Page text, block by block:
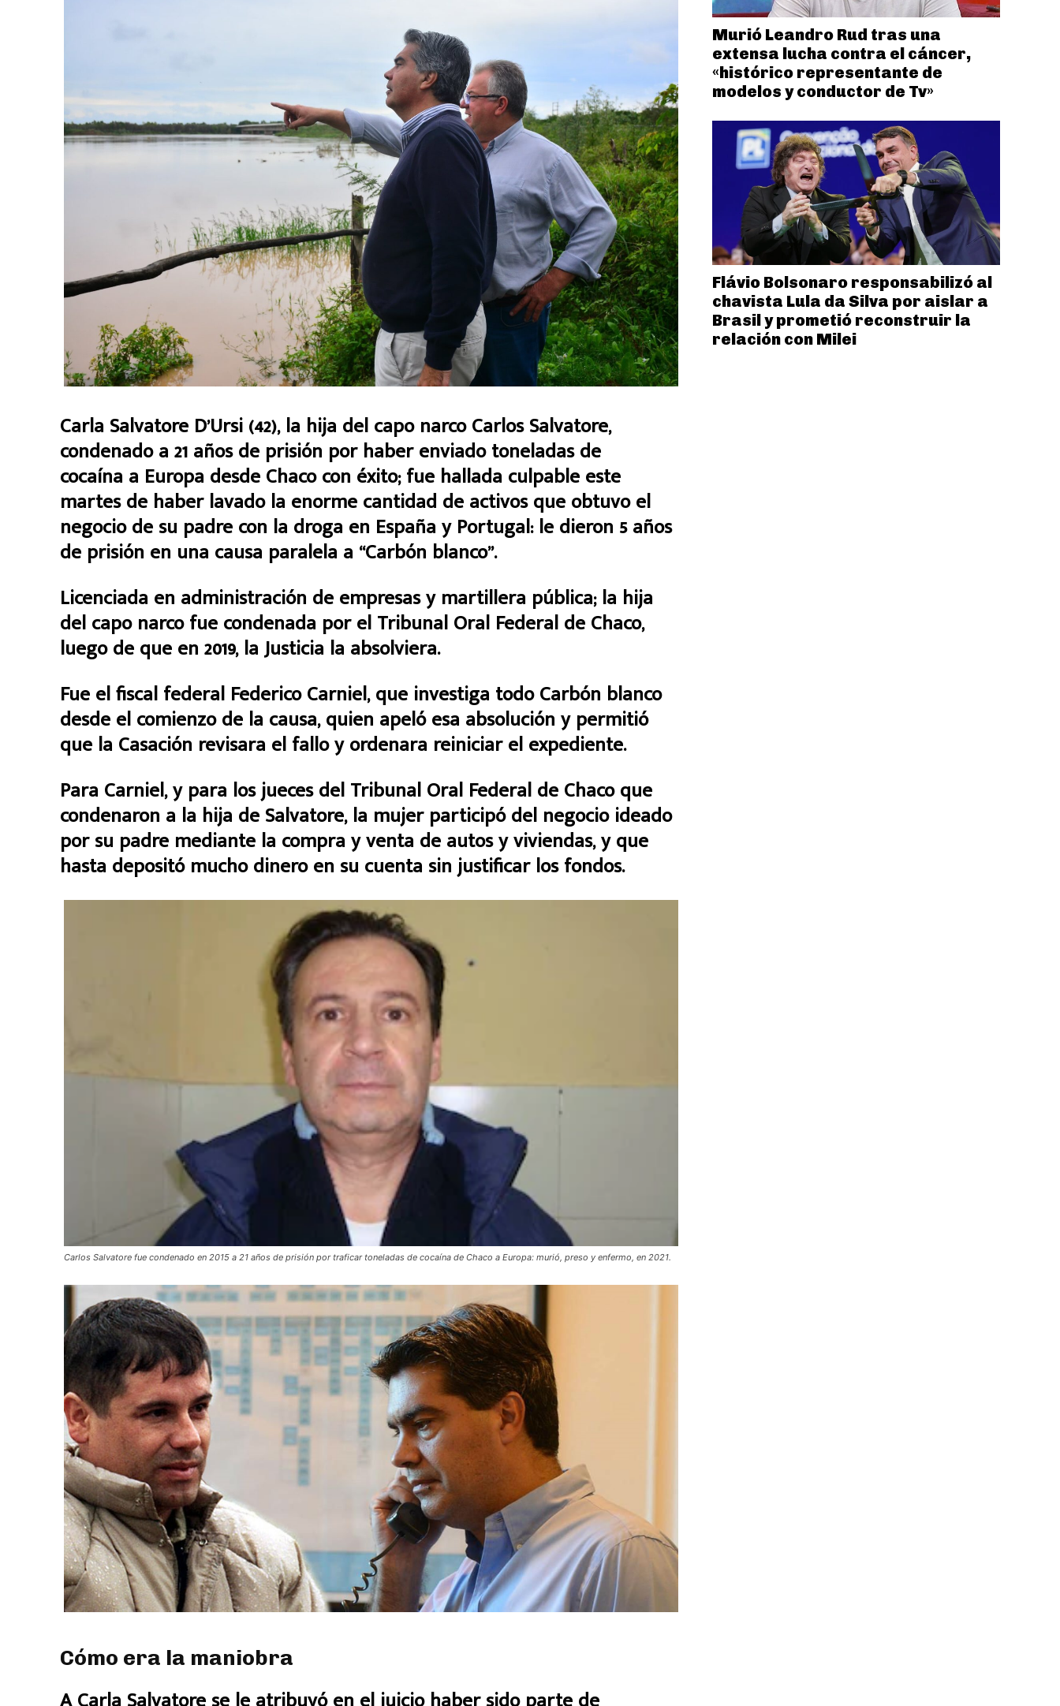
Carla Salvatore D’Ursi (42), la hija del capo narco Carlos Salvatore,
condenado a 21 años de prisión por haber enviado toneladas de
cocaína a Europa desde Chaco con éxito; fue hallada culpable este
martes de haber lavado la enorme cantidad de activos que obtuvo el
negocio de su padre con la droga en España y Portugal: le dieron 5 años
de prisión en una causa paralela a “Carbón blanco”.
Licenciada en administración de empresas y martillera pública; la hija
del capo narco fue condenada por el Tribunal Oral Federal de Chaco,
luego de que en 2019, la Justicia la absolviera.
Fue el fiscal federal Federico Carniel, que investiga todo Carbón blanco
desde el comienzo de la causa, quien apeló esa absolución y permitió
que la Casación revisara el fallo y ordenara reiniciar el expediente.
Para Carniel, y para los jueces del Tribunal Oral Federal de Chaco que
condenaron a la hija de Salvatore, la mujer participó del negocio ideado
por su padre mediante la compra y venta de autos y viviendas, y que
hasta depositó mucho dinero en su cuenta sin justificar los fondos.
Carlos Salvatore fue condenado en 2015 a 21 años de prisión por traficar toneladas de cocaína de Chaco a Europa: murió, preso y enfermo, en 2021.
Cómo era la maniobra
Murió Leandro Rud tras una
extensa lucha contra el cáncer,
«histórico representante de
modelos y conductor de Tv»
Flávio Bolsonaro responsabilizó al
chavista Lula da Silva por aislar a
Brasil y prometió reconstruir la
relación con Milei